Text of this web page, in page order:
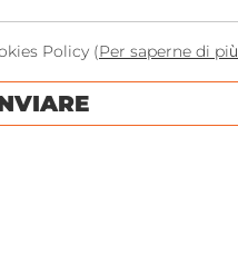
Policy (Per saperne di più